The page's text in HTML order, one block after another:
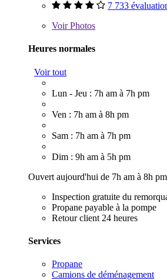
7 733
VoirPhotos
Heures normales
Voir tout
Lun - Jeu : 7h am à 7h pm
Ven : 7h am à 8h pm
Sam : 7h am à 7h pm
Dim : 9h am à 5h pm
Ouvert aujourd'hui de 7h am à 8h pm
Inspection gratuite du
Propane payable à la pompe
Retour client 24 heures
Services
Propane
Camions de déménagement